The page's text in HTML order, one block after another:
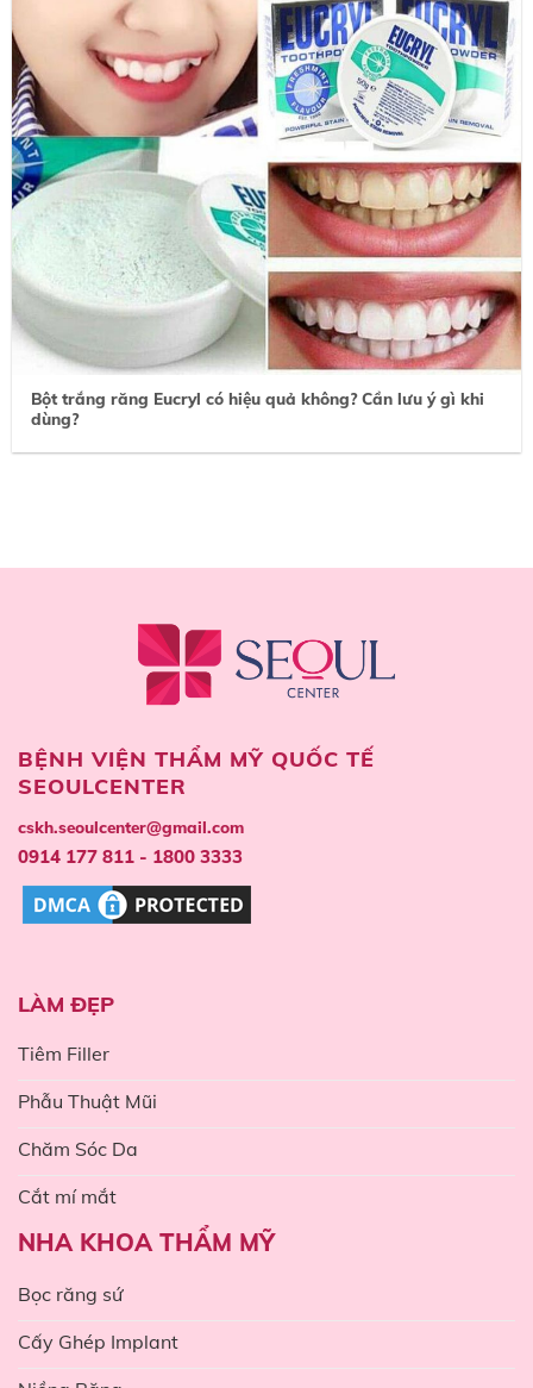
Bột trắng răng Eucryl có hiệu quả không? Cần lưu ý gì khi
dùng?
BỆNH VIỆN THẨM MỸ QUỐC TẾ
SEOULCENTER
cskh.seoulcenter@gmail.com
0914 177 811 - 1800 3333
LÀM ĐẸP
Tiêm Filler
Phẫu Thuật Mũi
Chăm Sóc Da
Cắt mí mắt
NHA KHOA THẨM MỸ
Bọc răng sứ
Cấy Ghép Implant